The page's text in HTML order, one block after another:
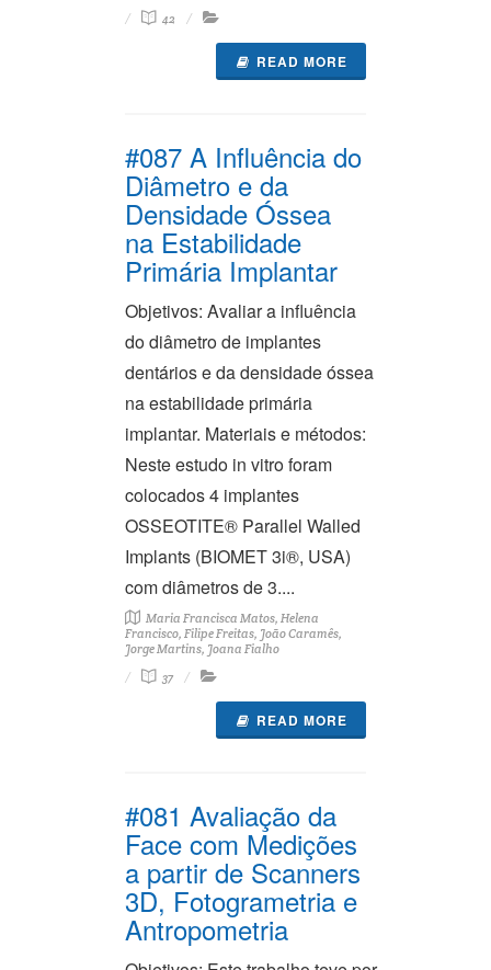
42
READ MORE
#087 A Influência do
Diâmetro e da
Densidade Óssea
na Estabilidade
Primária Implantar
Objetivos: Avaliar a influência
do diâmetro de implantes
dentários e da densidade óssea
na estabilidade primária
implantar. Materiais e métodos:
Neste estudo in vitro foram
colocados 4 implantes
OSSEOTITE® Parallel Walled
Implants (BIOMET 3i®, USA)
com diâmetros de 3....
Maria Francisca Matos, Helena
Francisco, Filipe Freitas, João Caramês,
Jorge Martins, Joana Fialho
37
READ MORE
#081 Avaliação da
Face com Medições
a partir de Scanners
3D, Fotogrametria e
Antropometria